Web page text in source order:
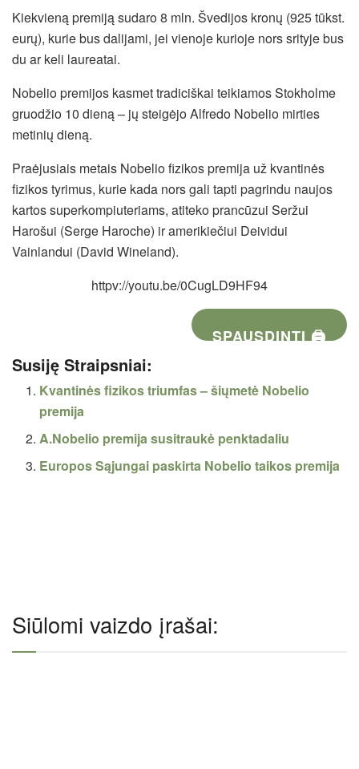
Kiekvieną premiją sudaro 8 mln. Švedijos kronų (925 tūkst.
eurų), kurie bus dalijami, jei vienoje kurioje nors srityje bus
du ar keli laureatai.
Nobelio premijos kasmet tradiciškai teikiamos Stokholme
gruodžio 10 dieną – jų steigėjo Alfredo Nobelio mirties
metinių dieną.
Praėjusiais metais Nobelio fizikos premija už kvantinės
fizikos tyrimus, kurie kada nors gali tapti pagrindu naujos
kartos superkompiuteriams, atiteko prancūzui Seržui
Harošui (Serge Haroche) ir amerikiečiui Deividui
Vainlandui (David Wineland).
httpv://youtu.be/0CugLD9HF94
SPAUSDINTI 🖨
Susiję Straipsniai:
Kvantinės fizikos triumfas – šiųmetė Nobelio
premija
A.Nobelio premija susitraukė penktadaliu
Europos Sąjungai paskirta Nobelio taikos premija
Siūlomi vaizdo įrašai: